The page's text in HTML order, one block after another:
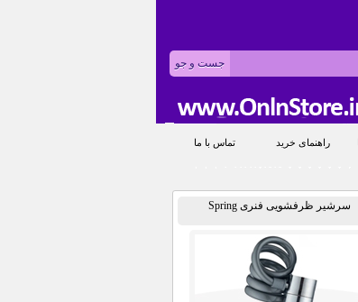
راهنمای خرید تماس با ما
سرشیر ظرفشویی فنری Spring